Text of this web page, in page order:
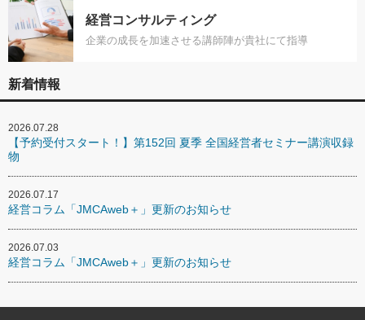
経営コンサルティング
企業の成長を加速させる講師陣が貴社にて指導
新着情報
2026.07.28
【予約受付スタート！】第152回 夏季 全国経営者セミナー講演収録
物
2026.07.17
経営コラム「JMCAweb＋」更新のお知らせ
2026.07.03
経営コラム「JMCAweb＋」更新のお知らせ